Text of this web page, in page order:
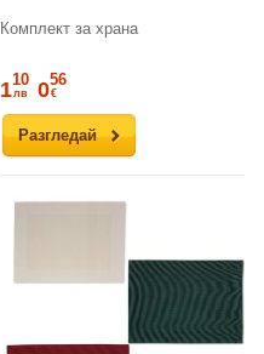
Комплект за храна
Разгледай
110
лв 056
€